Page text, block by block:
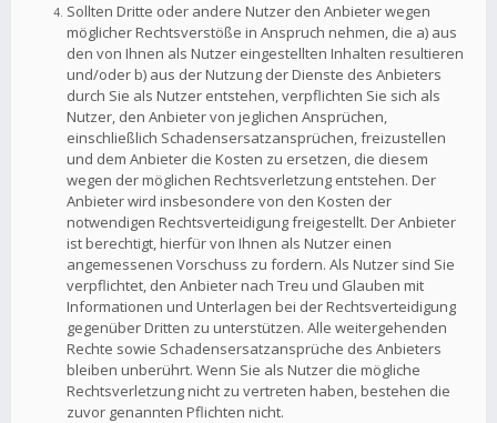
Sollten Dritte oder andere Nutzer den Anbieter wegen
möglicher Rechtsverstöße in Anspruch nehmen, die a) aus
den von Ihnen als Nutzer eingestellten Inhalten resultieren
und/oder b) aus der Nutzung der Dienste des Anbieters
durch Sie als Nutzer entstehen, verpflichten Sie sich als
Nutzer, den Anbieter von jeglichen Ansprüchen,
einschließlich Schadensersatzansprüchen, freizustellen
und dem Anbieter die Kosten zu ersetzen, die diesem
wegen der möglichen Rechtsverletzung entstehen. Der
Anbieter wird insbesondere von den Kosten der
notwendigen Rechtsverteidigung freigestellt. Der Anbieter
ist berechtigt, hierfür von Ihnen als Nutzer einen
angemessenen Vorschuss zu fordern. Als Nutzer sind Sie
verpflichtet, den Anbieter nach Treu und Glauben mit
Informationen und Unterlagen bei der Rechtsverteidigung
gegenüber Dritten zu unterstützen. Alle weitergehenden
Rechte sowie Schadensersatzansprüche des Anbieters
bleiben unberührt. Wenn Sie als Nutzer die mögliche
Rechtsverletzung nicht zu vertreten haben, bestehen die
zuvor genannten Pflichten nicht.